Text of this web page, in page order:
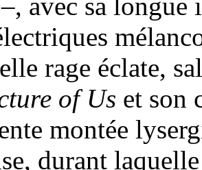
rage éclate,
of Us et son
montée
durant